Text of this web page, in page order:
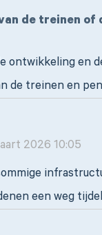
de treinen of
ontwikkeling en
de treinen en
2026 10:05
een weg